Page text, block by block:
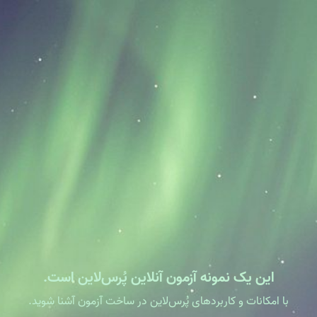
این یک نمونه آزمون آنلاین پُرس‌لاین است.
با امکانات و کاربردهای پُرس‌لاین در ساخت آزمون آشنا شوید.